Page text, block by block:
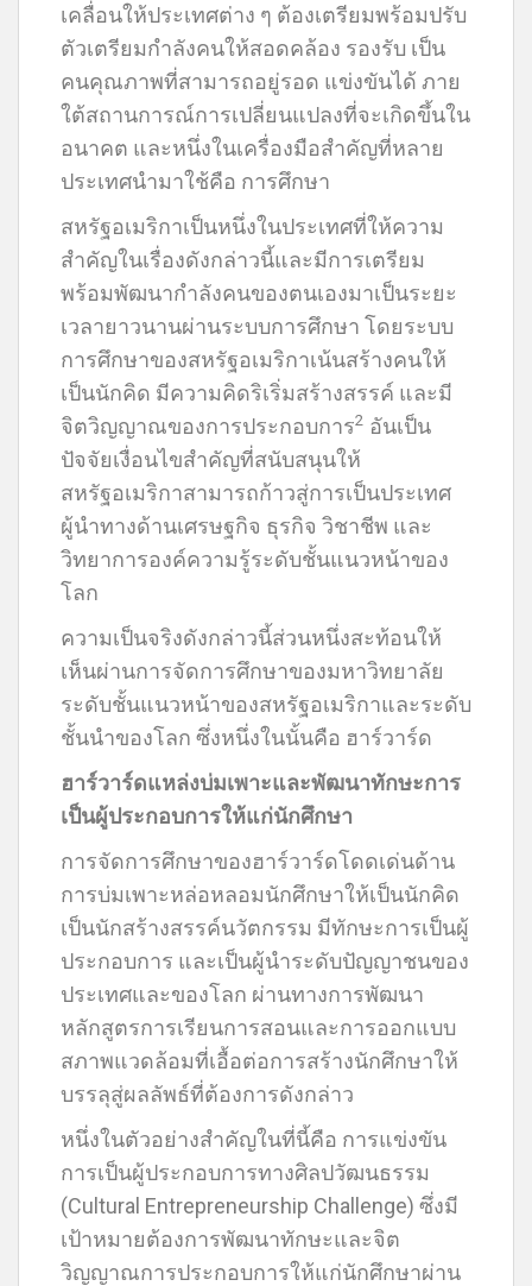
เคลื่อนให้ประเทศต่าง ๆ ต้องเตรียมพร้อมปรับ
ตัวเตรียมกำลังคนให้สอดคล้อง รองรับ เป็น
คนคุณภาพที่สามารถอยู่รอด แข่งขันได้ ภาย
ใต้สถานการณ์การเปลี่ยนแปลงที่จะเกิดขึ้นใน
อนาคต และหนึ่งในเครื่องมือสำคัญที่หลาย
ประเทศนำมาใช้คือ การศึกษา
สหรัฐอเมริกาเป็นหนึ่งในประเทศที่ให้ความ
สำคัญในเรื่องดังกล่าวนี้และมีการเตรียม
พร้อมพัฒนากำลังคนของตนเองมาเป็นระยะ
เวลายาวนานผ่านระบบการศึกษา โดยระบบ
การศึกษาของสหรัฐอเมริกาเน้นสร้างคนให้
เป็นนักคิด มีความคิดริเริ่มสร้างสรรค์ และมี
จิตวิญญาณของการประกอบการ2 อันเป็น
ปัจจัยเงื่อนไขสำคัญที่สนับสนุนให้
สหรัฐอเมริกาสามารถก้าวสู่การเป็นประเทศ
ผู้นำทางด้านเศรษฐกิจ ธุรกิจ วิชาชีพ และ
วิทยาการองค์ความรู้ระดับชั้นแนวหน้าของ
โลก
ความเป็นจริงดังกล่าวนี้ส่วนหนึ่งสะท้อนให้
เห็นผ่านการจัดการศึกษาของมหาวิทยาลัย
ระดับชั้นแนวหน้าของสหรัฐอเมริกาและระดับ
ชั้นนำของโลก ซึ่งหนึ่งในนั้นคือ ฮาร์วาร์ด
ฮาร์วาร์ดแหล่งบ่มเพาะและพัฒนาทักษะการ
เป็นผู้ประกอบการให้แก่นักศึกษา
การจัดการศึกษาของฮาร์วาร์ดโดดเด่นด้าน
การบ่มเพาะหล่อหลอมนักศึกษาให้เป็นนักคิด
เป็นนักสร้างสรรค์นวัตกรรม มีทักษะการเป็นผู้
ประกอบการ และเป็นผู้นำระดับปัญญาชนของ
ประเทศและของโลก ผ่านทางการพัฒนา
หลักสูตรการเรียนการสอนและการออกแบบ
สภาพแวดล้อมที่เอื้อต่อการสร้างนักศึกษาให้
บรรลุสู่ผลลัพธ์ที่ต้องการดังกล่าว
หนึ่งในตัวอย่างสำคัญในที่นี้คือ การแข่งขัน
การเป็นผู้ประกอบการทางศิลปวัฒนธรรม
(Cultural Entrepreneurship Challenge) ซึ่งมี
เป้าหมายต้องการพัฒนาทักษะและจิต
วิญญาณการประกอบการให้แก่นักศึกษาผ่าน